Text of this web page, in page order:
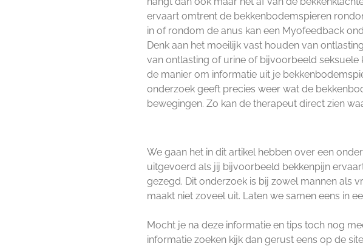
ervaart omtrent de bekkenbodemspieren
in of rondom de anus kan een Myofeedback
Denk aan het moeilijk vast houden van
van ontlasting of urine of bijvoorbeeld
de manier om informatie uit je
onderzoek geeft precies weer wat de
bewegingen. Zo kan de therapeut direct zien
We gaan het in dit artikel hebben over een
uitgevoerd als jij bijvoorbeeld bekkenpijn
gezegd. Dit onderzoek is bij zowel mannen als
maakt niet zoveel uit. Laten we samen eens in
Mocht je na deze informatie en tips toch nog
informatie zoeken kijk dan gerust eens op de